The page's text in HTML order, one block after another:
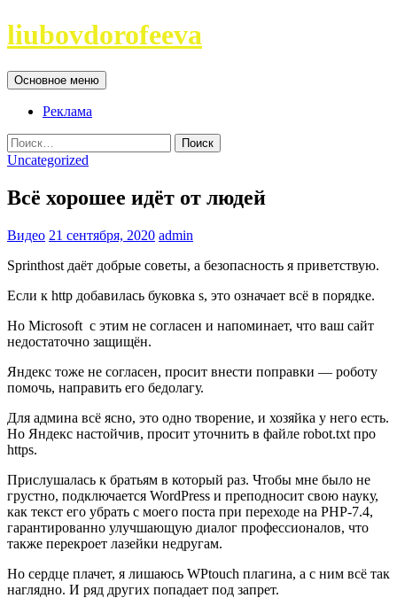
Перейти
к
liubovdorofeeva
Поиск
Основное меню
Реклама
Найти:
Uncategorized
Всё хорошее идёт от людей
Видео 21 сентября, 2020 admin
Sprinthost даёт добрые советы, а безопасность я приветствую.
Если к http добавилась буковка s, это означает всё в порядке.
Но Microsoft с этим не согласен и напоминает, что ваш сайт
недостаточно защищён.
Яндекс тоже не согласен, просит внести поправки — роботу
помочь, направить его бедолагу.
Для админа всё ясно, это одно творение, и хозяйка у него есть.
Но Яндекс настойчив, просит уточнить в файле robot.txt про
https.
Прислушалась к братьям в который раз. Чтобы мне было не
грустно, подключается WordPress и преподносит свою науку,
как текст его убрать с моего поста при переходе на PHP-7.4,
гарантированно улучшающую диалог профессионалов, что
также перекроет лазейки недругам.
Но сердце плачет, я лишаюсь WPtouch плагина, а с ним всё так
наглядно. И ряд других попадает под запрет.